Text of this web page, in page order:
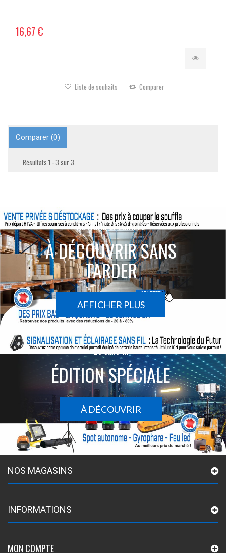
16,67 €
Liste de souhaits Comparer
Comparer (0)
Résultats 1 - 3 sur 3.
ACTIONS SPÉCIALES
À DÉCOUVRIR SANS
TARDER
AFFICHER PLUS
Le sans-fil
ÉDITION SPÉCIALE
À DÉCOUVRIR
NOS MAGASINS
INFORMATIONS
MON COMPTE